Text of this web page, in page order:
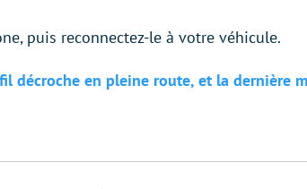
puis reconnectez-le à votre véhicule.
décroche en pleine route, et la dernière